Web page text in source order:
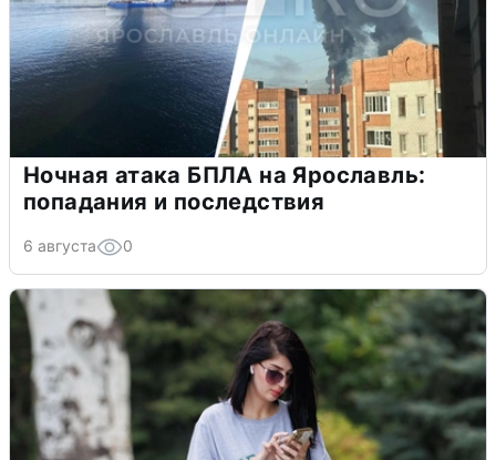
Ночная атака БПЛА на Ярославль:
попадания и последствия
6 августа 0